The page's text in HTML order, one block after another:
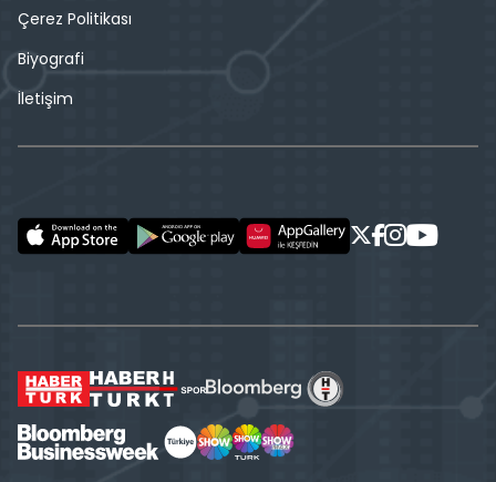
Çerez Politikası
Biyografi
İletişim